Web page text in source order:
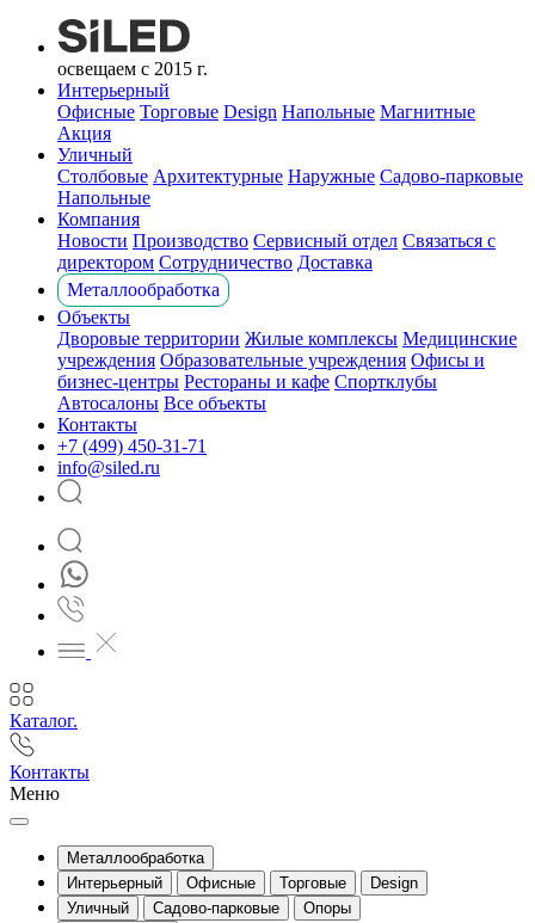
освещаем с 2015 г.
Интерьерный
Офисные Торговые Design Напольные Магнитные
Акция
Уличный
Столбовые Архитектурные Наружные Садово-парковые
Напольные
Компания
Новости Производство Сервисный отдел Связаться с
директором Сотрудничество Доставка
Металлообработка
Объекты
Дворовые территории Жилые комплексы Медицинские
учреждения Образовательные учреждения Офисы и
бизнес-центры Рестораны и кафе Спортклубы
Автосалоны Все объекты
Контакты
+7 (499) 450-31-71
info@siled.ru
Каталог.
Контакты
Меню
Металлообработка
Интерьерный
Офисные Торговые
Design
Уличный
Садово-парковые
Опоры